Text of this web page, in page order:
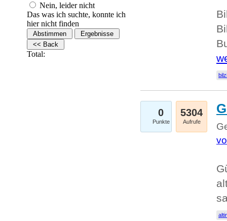
Nein, leider nicht
Das was ich suchte, konnte ich
hier nicht finden
Total:
0
Punkte
5304
Aufrufe